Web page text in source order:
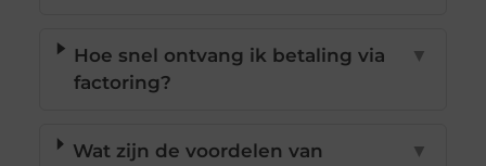
Hoe snel ontvang ik betaling via
factoring?
▼
Wat zijn de voordelen van
▼